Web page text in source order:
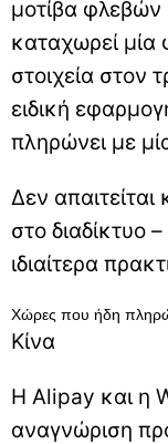
μοτίβα
καταχωρεί μία
στοιχεία στον
ειδική
πληρώνει με
Δεν
στο διαδίκτυο
ιδιαίτερα
Χώρες που ήδη
Κίνα
Η Alipay και η
αναγνώριση